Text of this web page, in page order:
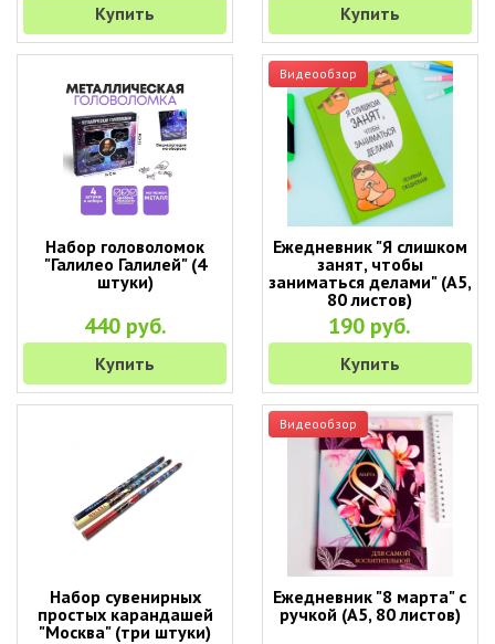
Купить Купить
Набор головоломок
"Галилео Галилей" (4
штуки)
440 руб.
Купить
Видеообзор
Ежедневник "Я слишком
занят, чтобы
заниматься делами" (А5,
80 листов)
190 руб.
Купить
Набор сувенирных
простых карандашей
"Москва" (три штуки)
Видеообзор
Ежедневник "8 марта" с
ручкой (A5, 80 листов)